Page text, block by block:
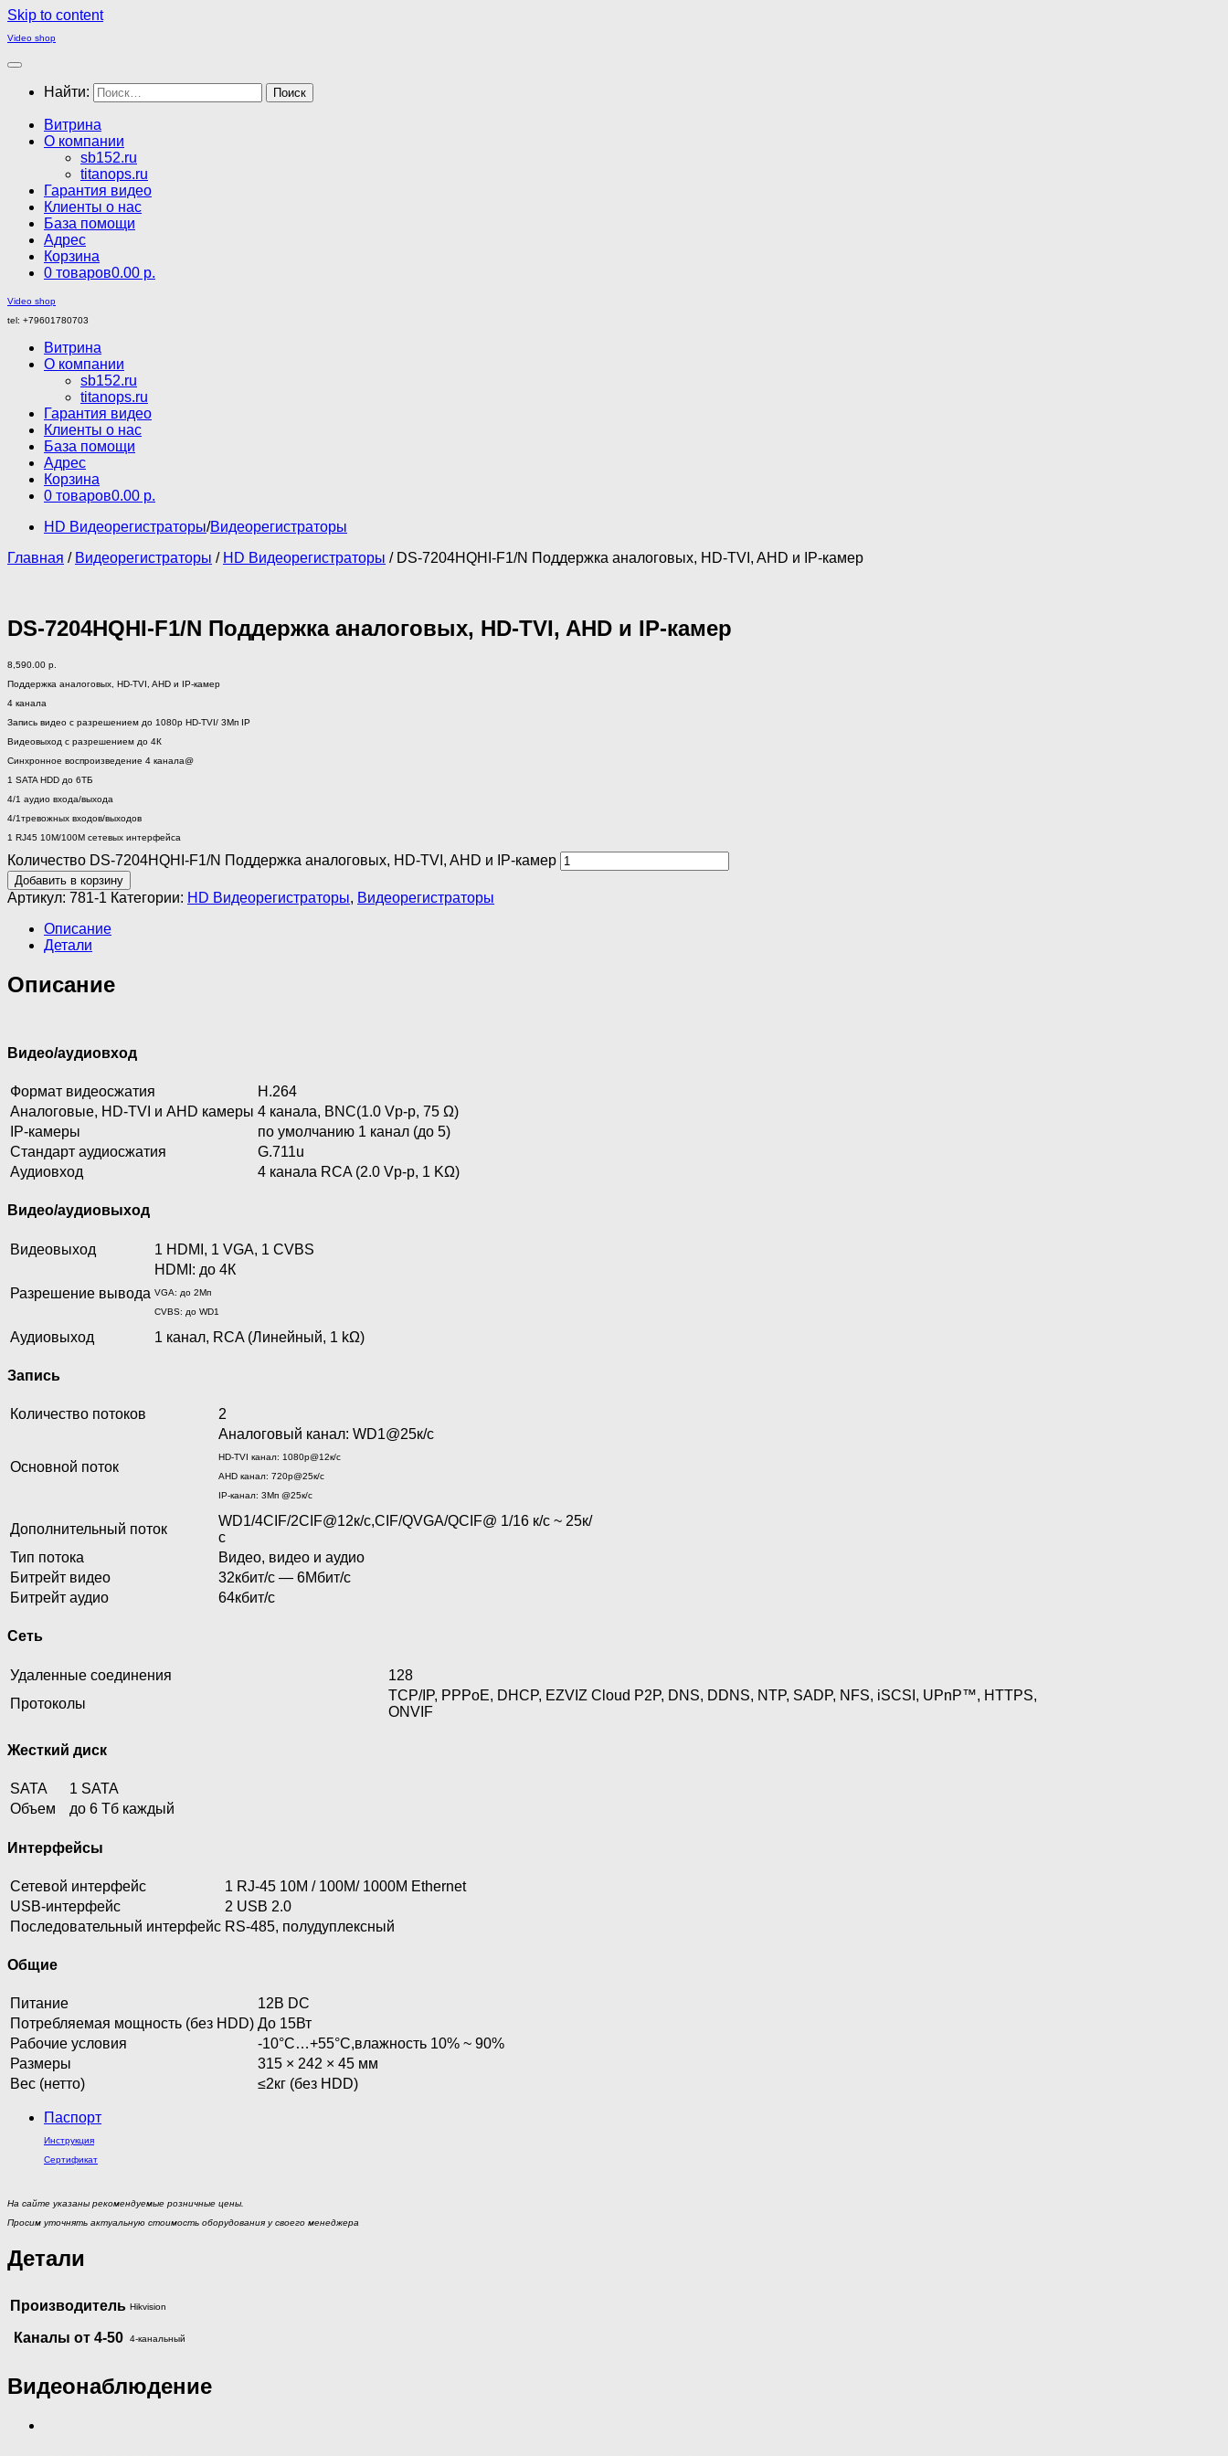
Skip to content
Video shop
Найти:
Витрина
О компании
sb152.ru
titanops.ru
Гарантия видео
Клиенты о нас
База помощи
Адрес
Корзина
0 товаров0.00 р.
Video shop
tel: +79601780703
Витрина
О компании
sb152.ru
titanops.ru
Гарантия видео
Клиенты о нас
База помощи
Адрес
Корзина
0 товаров0.00 р.
HD Видеорегистраторы/Видеорегистраторы
Главная / Видеорегистраторы / HD Видеорегистраторы / DS-7204HQHI-F1/N Поддержка аналоговых, HD-TVI, AHD и IP-камер
DS-7204HQHI-F1/N Поддержка аналоговых, HD-TVI, AHD и IP-камер
8,590.00 р.
Поддержка аналоговых, HD-TVI, AHD и IP-камер
4 канала
Запись видео с разрешением до 1080p HD-TVI/ 3Мп IP
Видеовыход с разрешением до 4К
Синхронное воспроизведение 4 канала@
1 SATA HDD до 6ТБ
4/1 аудио входа/выхода
4/1тревожных входов/выходов
1 RJ45 10M/100M сетевых интерфейса
Количество DS-7204HQHI-F1/N Поддержка аналоговых, HD-TVI, AHD и IP-камер
Добавить в корзину
Артикул: 781-1 Категории: HD Видеорегистраторы, Видеорегистраторы
Описание
Детали
Описание
Видео/аудиовход
Формат видеосжатия
H.264
Аналоговые, HD-TVI и AHD камеры 4 канала, BNC(1.0 Vp-p, 75 Ω)
IP-камеры
по умолчанию 1 канал (до 5)
Стандарт аудиосжатия
G.711u
Аудиовход
4 канала RCA (2.0 Vp-p, 1 KΩ)
Видео/аудиовыход
Видеовыход 1 HDMI, 1 VGA, 1 CVBS
Разрешение вывода
HDMI: до 4К
VGA: до 2Мп
CVBS: до WD1
Аудиовыход 1 канал, RCA (Линейный, 1 kΩ)
Запись
Количество потоков 2
Основной поток
Аналоговый канал: WD1@25к/с
HD-TVI канал: 1080p@12к/с
AHD канал: 720p@25к/с
IP-канал: 3Мп @25к/с
Дополнительный поток
WD1/4CIF/2CIF@12к/с,CIF/QVGA/QCIF@ 1/16 к/с ~ 25к/
с
Тип потока
Видео, видео и аудио
Битрейт видео
32кбит/с — 6Мбит/с
Битрейт аудио
64кбит/с
Сеть
Удаленные соединения
128
Протоколы
TCP/IP, PPPoE, DHCP, EZVIZ Cloud P2P, DNS, DDNS, NTP, SADP, NFS, iSCSI, UPnP™, HTTPS,
ONVIF
Жесткий диск
SATA
1 SATA
Объем
до 6 Тб каждый
Интерфейсы
Сетевой интерфейс
1 RJ-45 10M / 100M/ 1000М Ethernet
USB-интерфейс
2 USB 2.0
Последовательный интерфейс RS-485, полудуплексный
Общие
Питание
12В DC
Потребляемая мощность (без HDD) До 15Вт
Рабочие условия
-10°C…+55°C,влажность 10% ~ 90%
Размеры
315 × 242 × 45 мм
Вес (нетто)
≤2кг (без HDD)
Паспорт
Инструкция
Сертификат
На сайте указаны рекомендуемые розничные цены.
Просим уточнять актуальную стоимость оборудования у своего менеджера
Детали
Производитель Hikvision
Каналы от 4-50 4-канальный
Видеонаблюдение